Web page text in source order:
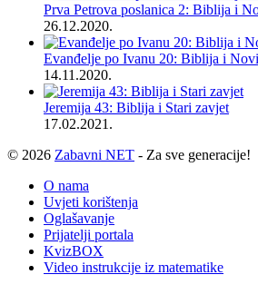
Prva Petrova poslanica 2: Biblija i
26.12.2020.
Evanđelje po Ivanu 20: Biblija i
14.11.2020.
Jeremija 43: Biblija i Stari zavjet
17.02.2021.
© 2026 Zabavni NET - Za sve generacije!
O nama
Uvjeti korištenja
Oglašavanje
Prijatelji portala
KvizBOX
Video instrukcije iz matematike